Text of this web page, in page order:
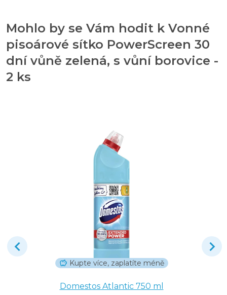
Mohlo by se Vám hodit k Vonné
pisoárové sítko PowerScreen 30
dní vůně zelená, s vůní borovice -
2 ks
Kupte více, zaplatíte méně
Domestos Atlantic 750 ml